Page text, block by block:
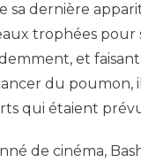
sa dernière
trophées pour
et faisant
du poumon,
qui étaient
de cinéma,